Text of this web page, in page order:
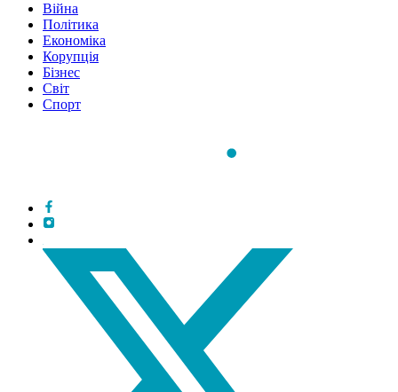
Війна
Політика
Економіка
Корупція
Бізнес
Світ
Спорт